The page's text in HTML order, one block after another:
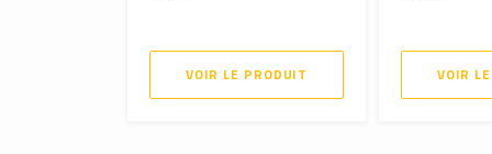
VOIR LE PRODUIT VOIR